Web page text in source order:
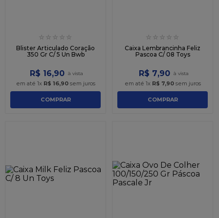
☆ ☆ ☆ ☆ ☆
Blister Articulado Coração
350 Gr C/ 5 Un Bwb
R$ 16,90
em até 1x R$ 16,90sem juros
COMPRAR
☆ ☆ ☆ ☆ ☆
Caixa Lembrancinha Feliz
Pascoa C/ 08 Toys
R$ 7,90
em até 1x R$ 7,90sem juros
COMPRAR